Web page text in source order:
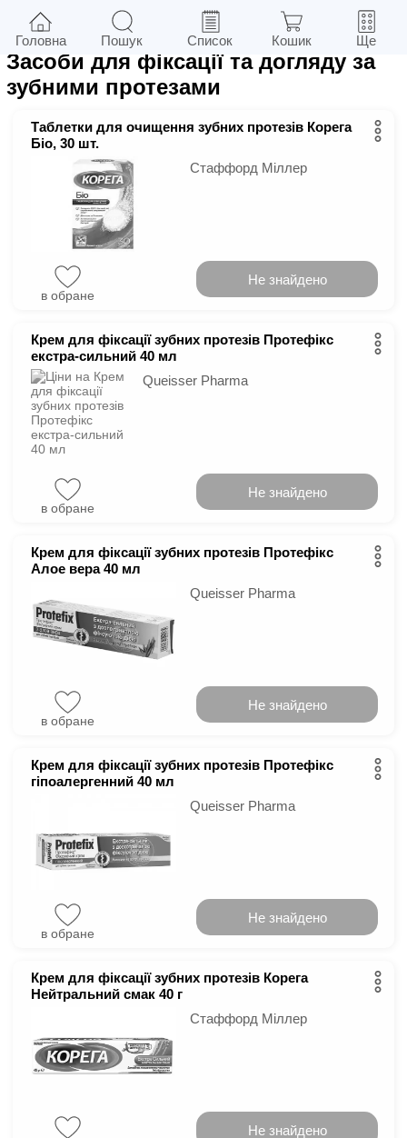
Фільтри у м.Київ
Засоби для фіксації та догляду за
зубними протезами
Таблетки для очищення зубних протезів Корега
Біо, 30 шт.
Стаффорд Міллер
в обране
Не знайдено
Крем для фіксації зубних протезів Протефікс
екстра-сильний 40 мл
Queisser Pharma
в обране
Не знайдено
Крем для фіксації зубних протезів Протефікс
Алое вера 40 мл
Queisser Pharma
в обране
Не знайдено
Крем для фіксації зубних протезів Протефікс
гіпоалергенний 40 мл
Queisser Pharma
в обране
Не знайдено
Крем для фіксації зубних протезів Корега
Нейтральний смак 40 г
Стаффорд Міллер
Не знайдено
Головна Пошук Список Кошик Ще